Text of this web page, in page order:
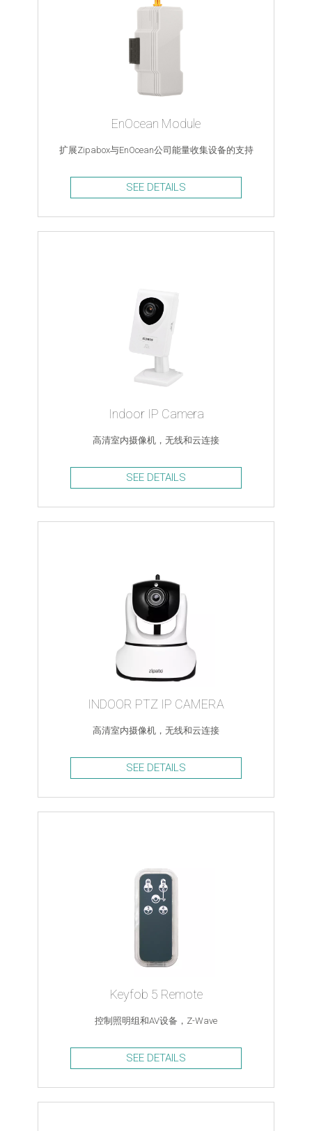
EnOcean Module
扩展Zipabox与EnOcean公司能量收集设备的支持
SEE DETAILS
Indoor IP Camera
高清室内摄像机，无线和云连接
SEE DETAILS
INDOOR PTZ IP CAMERA
高清室内摄像机，无线和云连接
SEE DETAILS
Keyfob 5 Remote
控制照明组和AV设备，Z-Wave
SEE DETAILS